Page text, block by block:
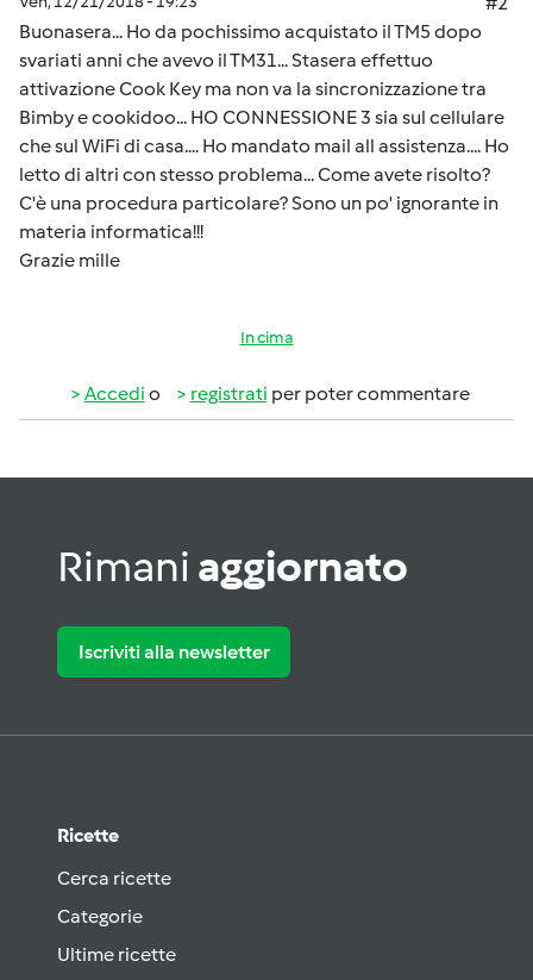
Buonasera... Ho da pochissimo acquistato il TM5 dopo
svariati anni che avevo il TM31... Stasera effettuo
attivazione Cook Key ma non va la sincronizzazione tra
Bimby e cookidoo... HO CONNESSIONE 3 sia sul cellulare
che sul WiFi di casa.... Ho mandato mail all assistenza.... Ho
letto di altri con stesso problema... Come avete risolto?
C'è una procedura particolare? Sono un po' ignorante in
materia informatica!!!
Grazie mille
In cima
Accedi o registrati per poter commentare
Rimani aggiornato
Iscriviti alla newsletter
Ricette
Cerca ricette
Categorie
Ultime ricette